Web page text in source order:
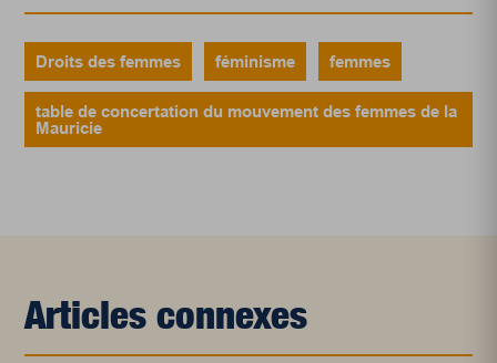
Droits des femmes féminisme femmes
table de concertation du mouvement des femmes de la
Mauricie
Articles connexes